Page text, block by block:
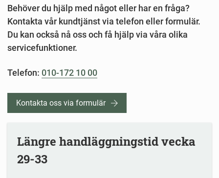
Behöver du hjälp med något eller har en fråga?
Kontakta vår kundtjänst via telefon eller formulär.
Du kan också nå oss och få hjälp via våra olika
servicefunktioner.
Telefon: 010-172 10 00
Kontakta oss via formulär
Längre handläggningstid vecka
29-33